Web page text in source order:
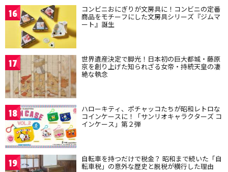
16 コンビニおにぎりが文房具に！コンビニの定番
商品をモチーフにした文房具シリーズ『ジムマ
ート』誕生
17 世界遺産決定で脚光！日本初の巨大都城・藤原
京を創り上げた知られざる女帝・持統天皇の凄
絶な執念
18 ハローキティ、ポチャッコたちが昭和レトロな
コインケースに！「サンリオキャラクターズ コ
インケース」第２弾
19 自転車を持つだけで税金？ 昭和まで続いた「自
転車税」の意外な歴史と脱税が横行した理由